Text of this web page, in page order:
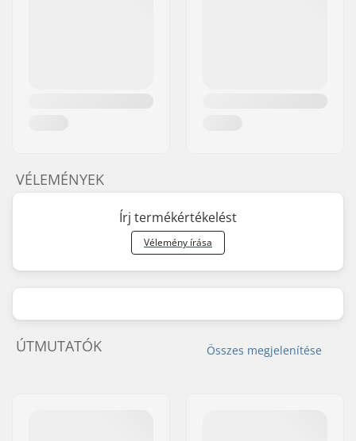
VÉLEMÉNYEK
Írj termékértékelést
Vélemény írása
Összes megjelenítése
ÚTMUTATÓK